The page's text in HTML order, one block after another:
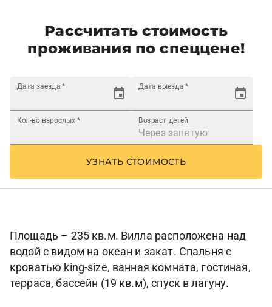
Рассчитать стоимость
проживания по спеццене!
Дата заезда * Дата выезда *
Кол-во взрослых * Возраст детей
УЗНАТЬ СТОИМОСТЬ
Площадь – 235 кв.м. Вилла расположена над
водой с видом на океан и закат. Спальня с
кроватью king-size, ванная комната, гостиная,
терраса, бассейн (19 кв.м), спуск в лагуну.